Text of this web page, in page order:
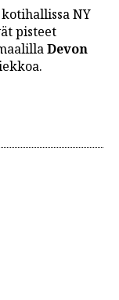
NY
pisteet
Devon